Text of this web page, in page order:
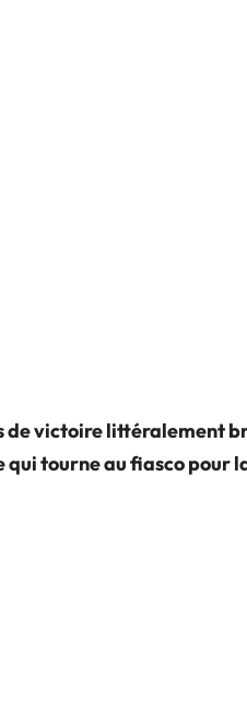
de victoire littéralement
tourne au fiasco pour